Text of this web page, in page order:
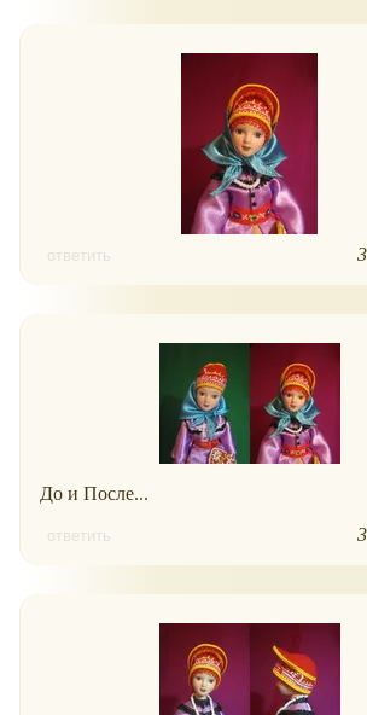
ответить
До и После...
ответить